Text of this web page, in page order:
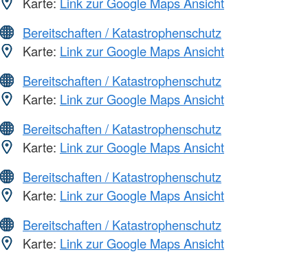
Bereitschaften / Katastrophenschutz
Karte: Link zur Google Maps Ansicht
Bereitschaften / Katastrophenschutz
Karte: Link zur Google Maps Ansicht
Bereitschaften / Katastrophenschutz
Karte: Link zur Google Maps Ansicht
Bereitschaften / Katastrophenschutz
Karte: Link zur Google Maps Ansicht
Bereitschaften / Katastrophenschutz
Karte: Link zur Google Maps Ansicht